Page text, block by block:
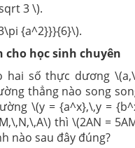
3 \).
{a^2}}}{6}\).
cho học sinh chuyên
hai số thực dương
thẳng nào song
\(y = {a^x},\,y =
thì \(2AN =
nào sau đây đúng?